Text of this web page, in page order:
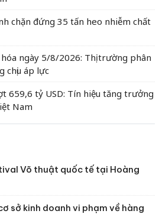
chặn đứng 35 tấn heo nhiễm chất
ngày 5/8/2026: Thị trường phân
chịu áp lực
659,6 tỷ USD: Tín hiệu tăng trưởng
Nam
Võ thuật quốc tế tại Hoàng
sở kinh doanh vi phạm về hàng